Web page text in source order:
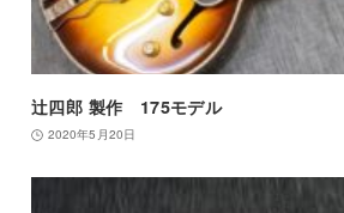
辻四郎 製作 175モデル
2020年5月20日